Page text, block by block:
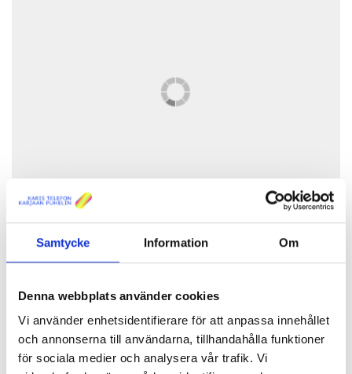
Samtycke Information Om
Denna webbplats använder cookies
Vi använder enhetsidentifierare för att anpassa innehållet
och annonserna till användarna, tillhandahålla funktioner
för sociala medier och analysera vår trafik. Vi
Henrik Ekbloms teknologistipendium,
vars syfte är att främja
innovativ teknologisk utveckling i regionen, delades år 2025 ut till
tre stipendiater. Som tredje presenterar viJesper Winstensom
Berätta kort om dig själv och din